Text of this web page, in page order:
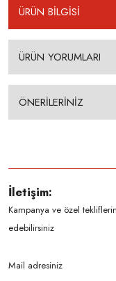
ÜRÜN BİLGİSİ
ÜRÜN YORUMLARI
ÖNERİLERİNİZ
İletişim:
Kampanya ve özel
edebilirsiniz